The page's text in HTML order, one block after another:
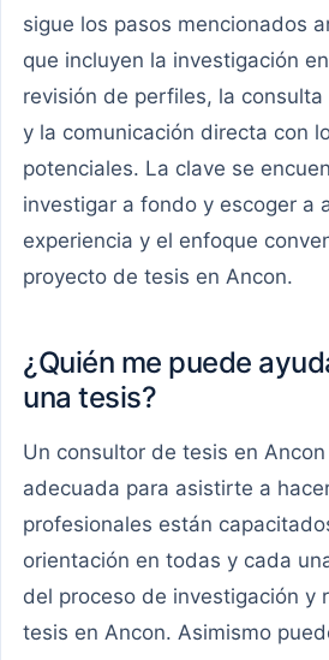
sigue los pasos mencionados
que incluyen la investigación
revisión de perfiles, la
y la comunicación directa con
potenciales. La clave se
investigar a fondo y escoger a
experiencia y el enfoque
proyecto de tesis en Ancon.
¿Quién me puede
una tesis?
Un consultor de tesis en
adecuada para asistirte a
profesionales están
orientación en todas y cada
del proceso de investigación y
tesis en Ancon. Asimismo